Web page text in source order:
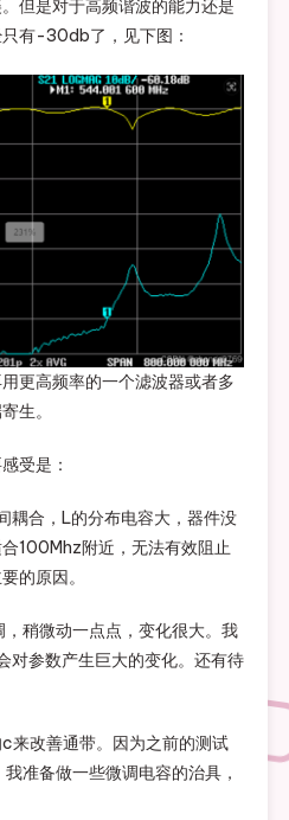
但是对于高频谐波的能力还是
有-30db了，见下图：
更高频率的一个滤波器或者多
生。
受是：
耦合，L的分布电容大，器件没
100Mhz附近，无法有效阻止
的原因。
稍微动一点点，变化很大。我
对参数产生巨大的变化。还有待
来改善通带。因为之前的测试
准备做一些微调电容的治具，